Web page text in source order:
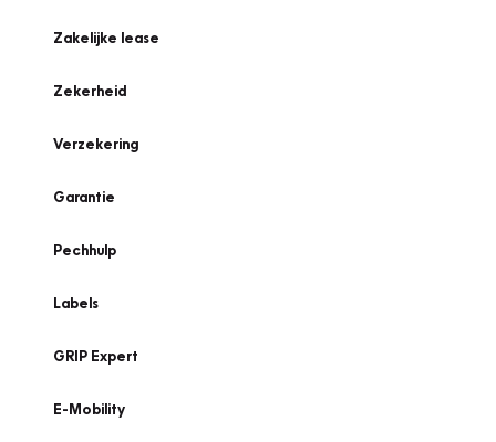
Zakelijke lease
Zekerheid
Verzekering
Garantie
Pechhulp
Labels
GRIP Expert
E-Mobility